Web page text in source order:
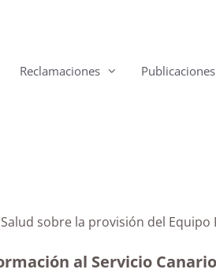
Reclamaciones Publicaciones
sobre la provisión del
al Servicio